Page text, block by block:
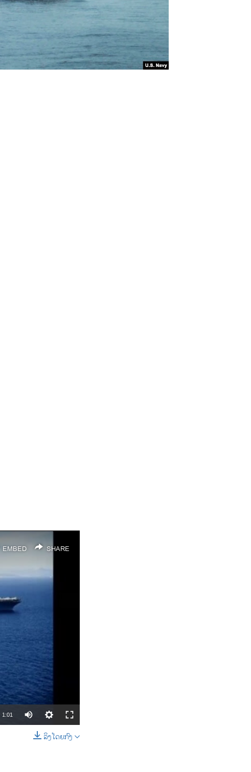
EMBED SHARE
SHARE
1:01
ລິງໂດຍກົງ